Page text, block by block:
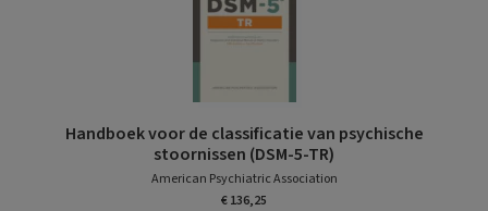
Handboek voor de classificatie van psychische
stoornissen (DSM-5-TR)
American Psychiatric Association
€ 136,25